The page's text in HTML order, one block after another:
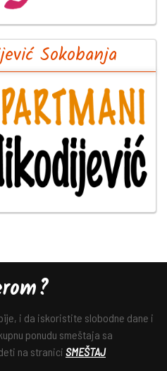
Sokobanja
i da iskoristite slobodne dane i
ponudu smeštaja sa
na stranici SMEŠTAJ